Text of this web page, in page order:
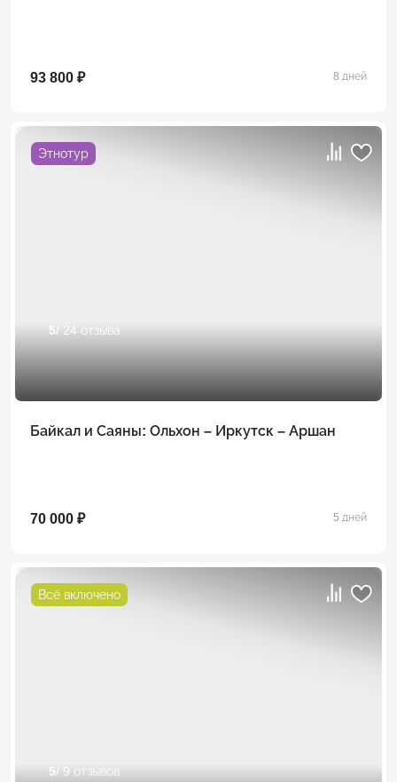
93 800 ₽ 8 дней
Этнотур
5/ 24 отзыва
Байкал и Саяны: Ольхон – Иркутск – Аршан
70 000 ₽ 5 дней
Всё включено
5/ 9 отзывов